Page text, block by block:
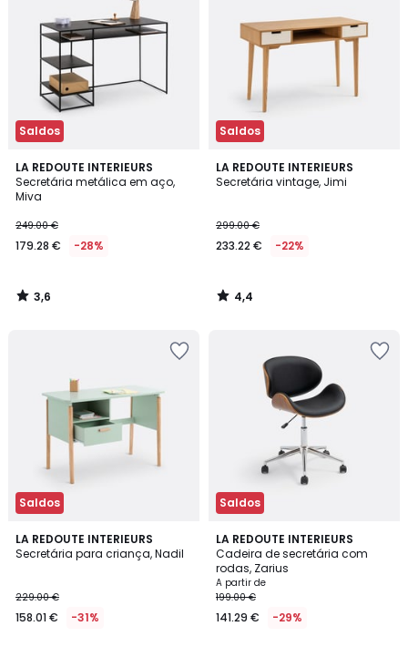
Saldos
LA REDOUTE INTERIEURS
Secretária metálica em aço,
Miva
249.00 €
179.28 € -28%
3,6
/ 5
3,6
/
Saldos
LA REDOUTE INTERIEURS
Secretária vintage, Jimi
299.00 €
233.22 € -22%
4,4
/ 5
4,4
/
Saldos
LA REDOUTE INTERIEURS
Secretária para criança, Nadil
229.00 €
158.01 € -31%
4,6
/ 5
Saldos
LA REDOUTE INTERIEURS
Cadeira de secretária com
rodas, Zarius
A partir de
199.00 €
141.29 € -29%
4,4
/ 5
2
Cores